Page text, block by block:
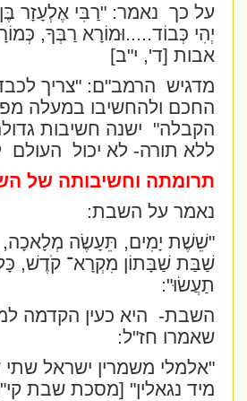
על כך נאמר:"רַבִּי אֶלְעָזָר בֶּן
יְהִי כְּבוֹד.....וּמוֹרָא רַבְּךָ,
אבות [ד', י"ב]
מדגיש הרמב"ם: "צריך
החכם ולהחשיבו במעלה
הקבלה" ישנה חשיבות גדולה
ללא תורה- לא יכול העולם
תרומתה וחשיבותה של
נאמר על השבת:
"שֵׁשֶׁת יָמִים, תֵּעָשֶׂה מְלָאכָה,
שַׁבַּת שַׁבָּתוֹן מִקְרָא־ קֹדֶשׁ,
תַעֲשׂוּ":
השבת- היא כעין הקדמה
שאמרו חז"ל:
"אלמלי משמרין ישראל שתי
מיד נגאלין" [מסכת שבת